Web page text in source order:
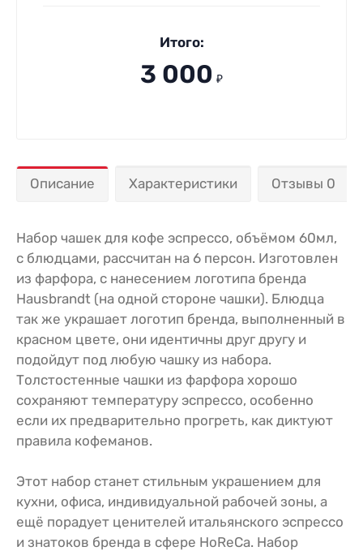
Итого:
3 000 ₽
Описание Характеристики Отзывы 0
Набор чашек для кофе эспрессо, объёмом 60мл,
с блюдцами, рассчитан на 6 персон. Изготовлен
из фарфора, с нанесением логотипа бренда
Hausbrandt (на одной стороне чашки). Блюдца
так же украшает логотип бренда, выполненный в
красном цвете, они идентичны друг другу и
подойдут под любую чашку из набора.
Толстостенные чашки из фарфора хорошо
сохраняют температуру эспрессо, особенно
если их предварительно прогреть, как диктуют
правила кофеманов.
Этот набор станет стильным украшением для
кухни, офиса, индивидуальной рабочей зоны, а
ещё порадует ценителей итальянского эспрессо
и знатоков бренда в сфере HoReCa. Набор